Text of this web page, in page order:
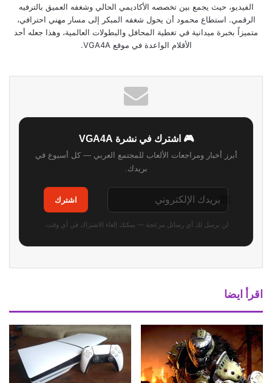
الفيديو، حيث يجمع بين تخصصه الأكاديمي الحالي وشغفه العميق بالترفيه
الرقمي. استطاع محمود أن يحول شغفه المبكر إلى مسار مهني احترافي،
متميزاً بخبرة ميدانية في تغطية المحافل والبطولات العالمية، وهذا جعله أحد
الأقلام الواعدة في موقع VGA4A.
🎮 اشترك في نشرة VGA4A
أبرز أخبار ومراجعات الألعاب للمجتمع العربي — كل أسبوع في
بريدك.
اشترك
لن نرسل لك أي رسائل مزعجة — يمكنك إلغاء الاشتراك في أي وقت.
اقرأ ايضا